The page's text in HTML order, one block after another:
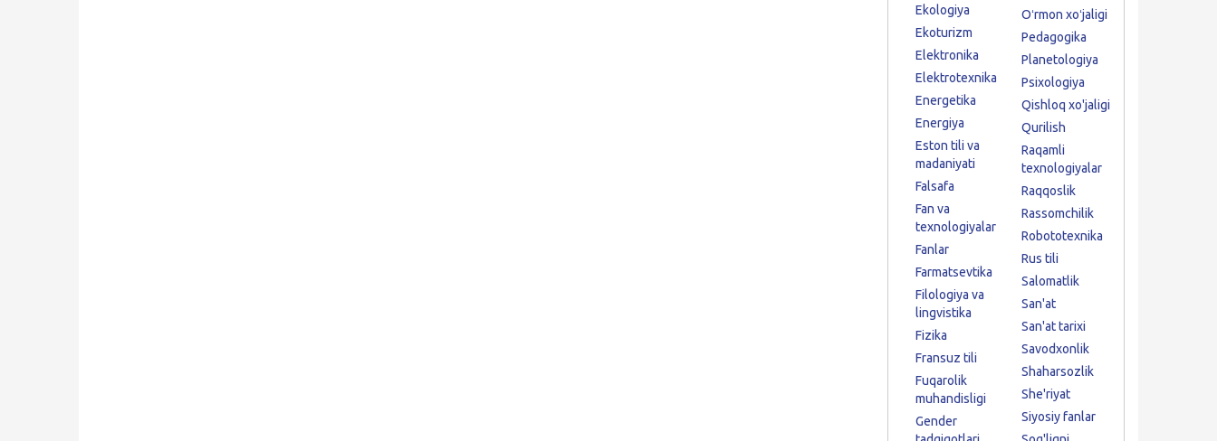
Ekologiya
Ekoturizm
Elektronika
Elektrotexnika
Energetika
Energiya
Eston tili va
madaniyati
Falsafa
Fan va
texnologiyalar
Fanlar
Farmatsevtika
Filologiya va
lingvistika
Fizika
Fransuz tili
Fuqarolik
muhandisligi
Gender
Oʻrmon xoʻjaligi
Pedagogika
Planetologiya
Psixologiya
Qishloq xo'jaligi
Qurilish
Raqamli
texnologiyalar
Raqqoslik
Rassomchilik
Robototexnika
Rus tili
Salomatlik
San'at
San'at tarixi
Savodxonlik
Shaharsozlik
She'riyat
Siyosiy fanlar